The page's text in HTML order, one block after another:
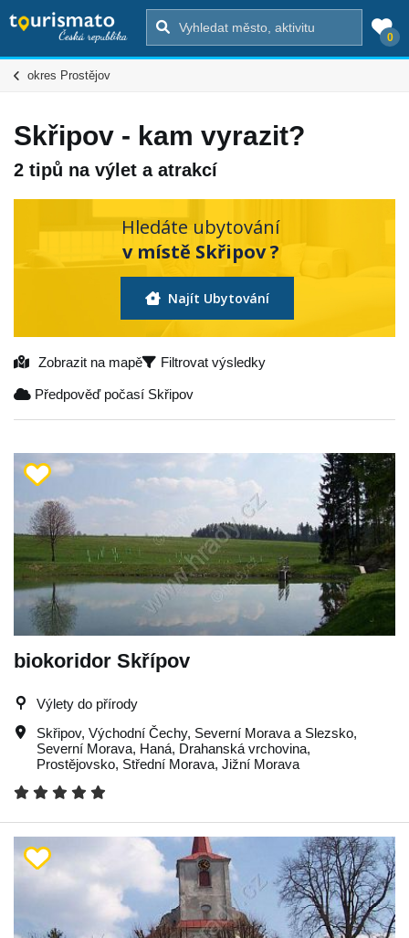
0
okres Prostějov
Skřipov - kam vyrazit?
2 tipů na výlet a atrakcí
Hledáte ubytování
v místě Skřipov ?
Najít Ubytování
Zobrazit na mapě Filtrovat výsledky
Předpověď počasí Skřipov
biokoridor Skřípov
Výlety do přírody
Skřipov, Východní Čechy, Severní Morava a Slezsko,
Severní Morava, Haná, Drahanská vrchovina,
Prostějovsko, Střední Morava, Jižní Morava